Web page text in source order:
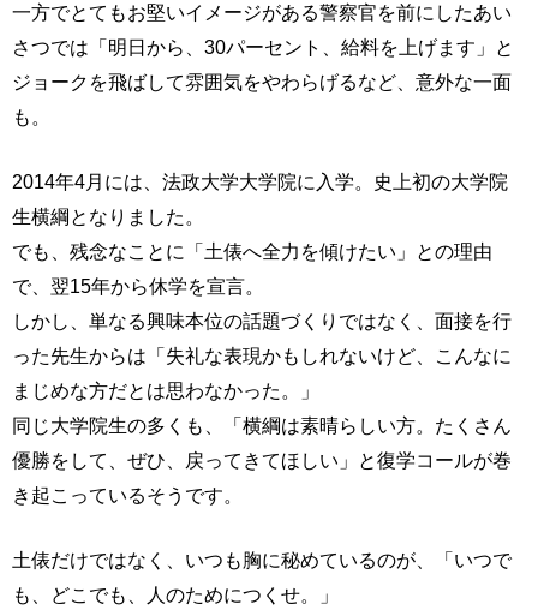
一方でとてもお堅いイメージがある警察官を前にしたあい
さつでは「明日から、30パーセント、給料を上げます」と
ジョークを飛ばして雰囲気をやわらげるなど、意外な一面
も。
2014年4月には、法政大学大学院に入学。史上初の大学院
生横綱となりました。
でも、残念なことに「土俵へ全力を傾けたい」との理由
で、翌15年から休学を宣言。
しかし、単なる興味本位の話題づくりではなく、面接を行
った先生からは「失礼な表現かもしれないけど、こんなに
まじめな方だとは思わなかった。」
同じ大学院生の多くも、「横綱は素晴らしい方。たくさん
優勝をして、ぜひ、戻ってきてほしい」と復学コールが巻
き起こっているそうです。
土俵だけではなく、いつも胸に秘めているのが、「いつで
も、どこでも、人のためにつくせ。」